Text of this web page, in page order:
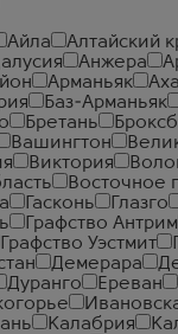
Айла Алтайский
Анжера
Арманьяк
Баз-Арманьяк
Бретань
Вашингтон
Виктория
Восточное
Гасконь Глазго
Графство Антрим
Графство Уэстмит
Демерара
Дуранго Ереван
Калабрия